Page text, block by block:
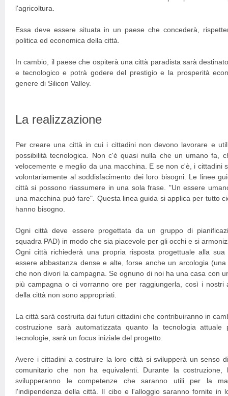
l'agricoltura.
Essa deve essere situata in un paese che concederà,
politica ed economica della città.
In cambio, il paese che ospiterà una città paradista sarà
e tecnologico e potrà godere del prestigio e la prosperità
genere di Silicon Valley.
La realizzazione
Per creare una città in cui i cittadini non devono lavorare e
possibilità tecnologica. Non c'è quasi nulla che un umano fa,
velocemente e meglio da una macchina. E se non c'è, i cittadini
volontariamente al soddisfacimento dei loro bisogni. Le linee
città si possono riassumere in una sola frase. "Un essere
una macchina può fare". Questa linea guida si applica per tutto
hanno bisogno.
Ogni città deve essere progettata da un gruppo di
squadra PAD) in modo che sia piacevole per gli occhi e si
Ogni città richiederà una propria risposta progettuale alla
essere abbastanza dense e alte, forse anche un arcologia
che non divori la campagna. Se ognuno di noi ha una casa con
più campagna o ci vorranno ore per raggiungerla, così i nostri
della città non sono appropriati.
La città sarà costruita dai futuri cittadini che contribuiranno in
costruzione sarà automatizzata quanto la tecnologia
tecnologie, sarà un focus iniziale del progetto.
Avere i cittadini a costruire la loro città si svilupperà un senso
comunitario che non ha equivalenti. Durante la
svilupperanno le competenze che saranno utili per la
l'indipendenza della città. Il cibo e l'alloggio saranno fornite in